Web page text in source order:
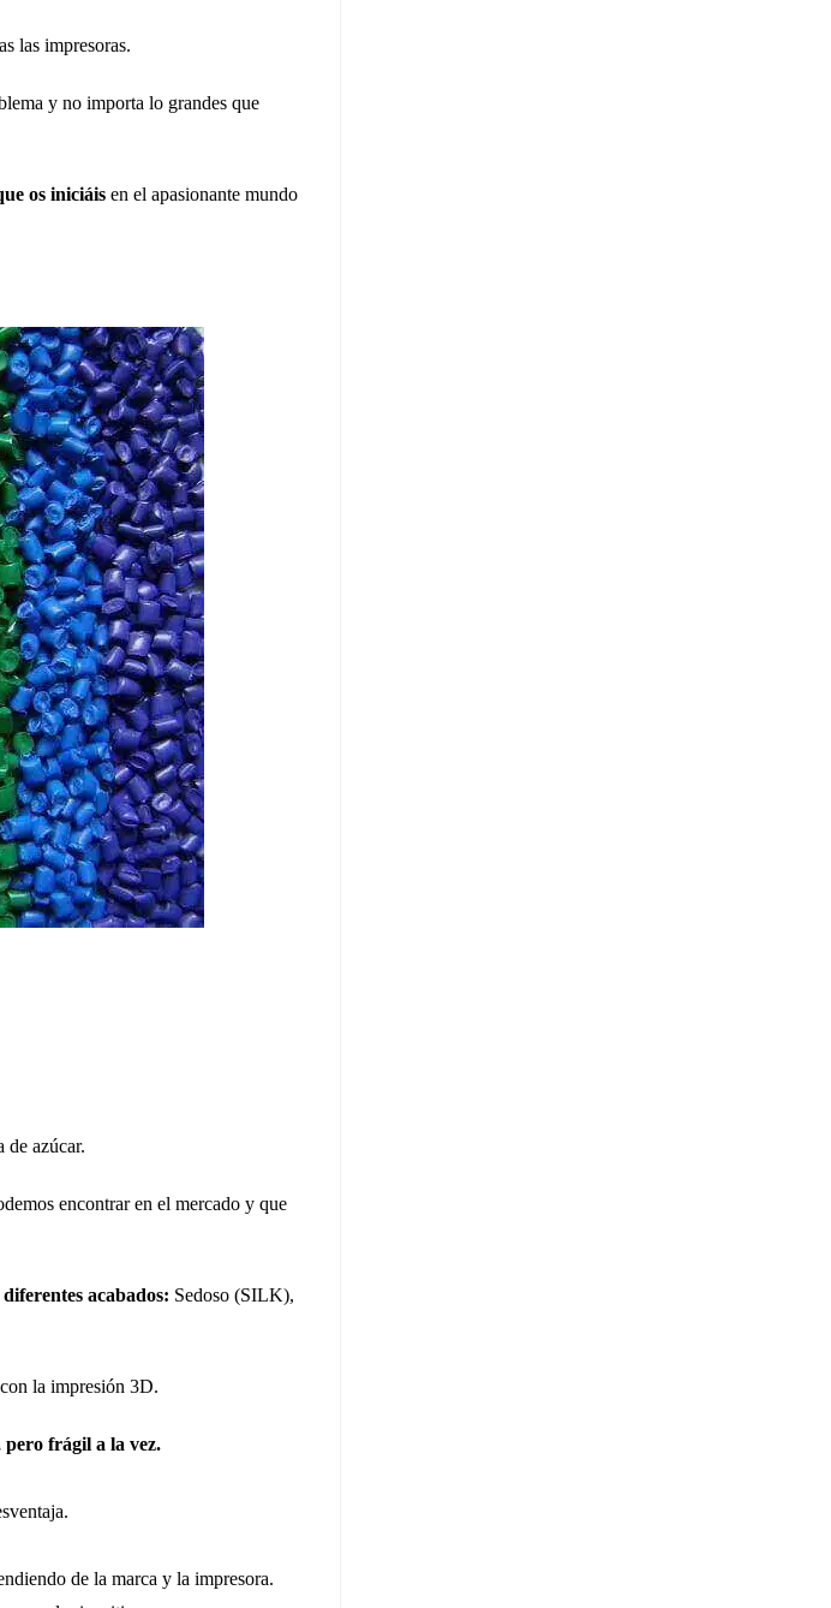
las impresoras.
y no importa lo grandes que
os iniciáis en el apasionante mundo
de azúcar.
encontrar en el mercado y que
acabados: Sedoso (SILK),
la impresión 3D.
pero frágil a la vez.
de la marca y la impresora.